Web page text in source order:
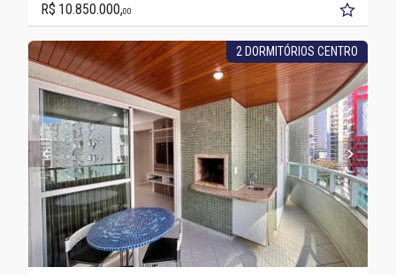
R$ 10.850.000,00
2 DORMITÓRIOS CENTRO